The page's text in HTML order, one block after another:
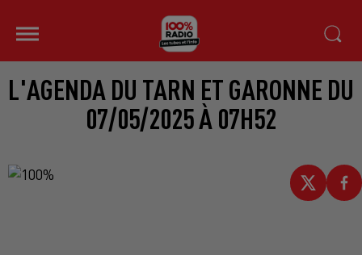
L'AGENDA DU TARN ET GARONNE DU
07/05/2025 À 07H52